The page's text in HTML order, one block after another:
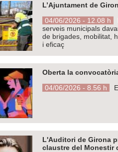
L’Ajuntament de
04/06/2026 - 12.08 h
serveis municipals
de brigades, mobilitat,
i eficaç
Oberta la
04/06/2026 - 8.56 h
L'Auditori de Girona
claustre del Monestir